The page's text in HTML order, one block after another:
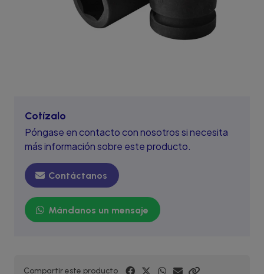
Cotízalo
Póngase en contacto con nosotros si necesita
más información sobre este producto.
Contáctanos
Mándanos un mensaje
Compartir este producto